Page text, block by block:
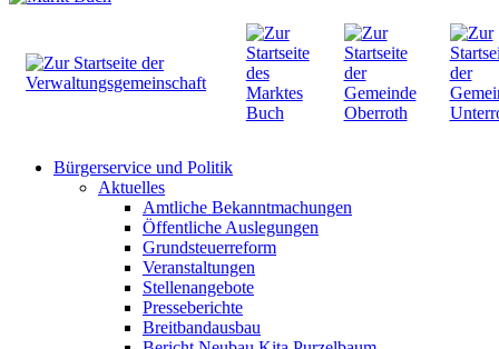
Bürgerservice und Politik
Aktuelles
Amtliche Bekanntmachungen
Öffentliche Auslegungen
Grundsteuerreform
Veranstaltungen
Stellenangebote
Presseberichte
Breitbandausbau